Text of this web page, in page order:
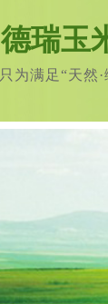
德瑞玉
只为满足“天然